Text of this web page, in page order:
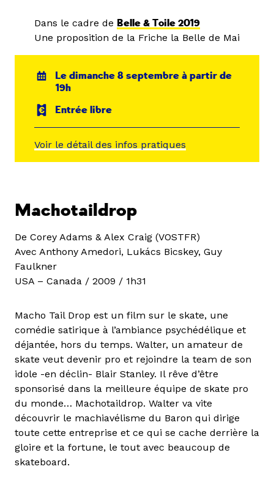
Dans le cadre de Belle & Toile 2019
Une proposition de la Friche la Belle de Mai
Le dimanche 8 septembre à partir de
19h
Entrée libre
Voir le détail des infos pratiques
Machotaildrop
De Corey Adams & Alex Craig (VOSTFR)
Avec Anthony Amedori, Lukács Bicskey, Guy
Faulkner
USA – Canada / 2009 / 1h31
Macho Tail Drop est un film sur le skate, une
comédie satirique à l’ambiance psychédélique et
déjantée, hors du temps. Walter, un amateur de
skate veut devenir pro et rejoindre la team de son
idole -en déclin- Blair Stanley. Il rêve d’être
sponsorisé dans la meilleure équipe de skate pro
du monde… Machotaildrop. Walter va vite
découvrir le machiavélisme du Baron qui dirige
toute cette entreprise et ce qui se cache derrière la
gloire et la fortune, le tout avec beaucoup de
skateboard.